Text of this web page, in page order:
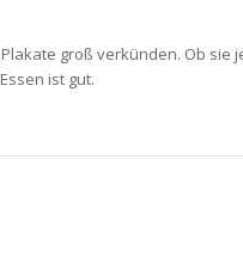
groß verkünden. Ob sie
ist gut.